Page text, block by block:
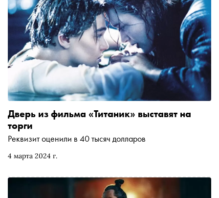
4 марта 2024 г.
Дверь из фильма «Титаник» выставят на
торги
Реквизит оценили в 40 тысяч долларов